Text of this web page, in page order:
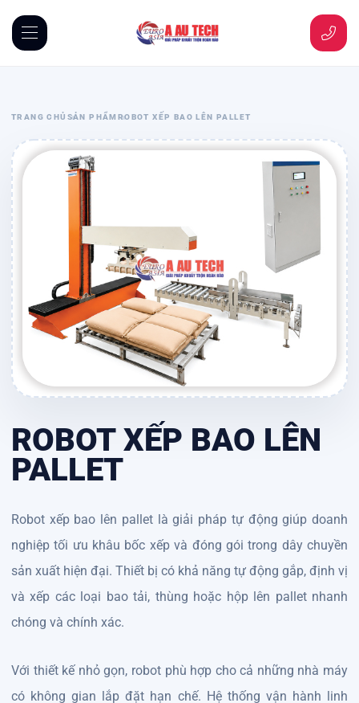
TRANG CHỦ SẢN PHẨM ROBOT XẾP BAO LÊN PALLET
ROBOT XẾP BAO LÊN
PALLET
Robot xếp bao lên pallet là giải pháp tự động giúp doanh
nghiệp tối ưu khâu bốc xếp và đóng gói trong dây chuyền
sản xuất hiện đại. Thiết bị có khả năng tự động gắp, định vị
và xếp các loại bao tải, thùng hoặc hộp lên pallet nhanh
chóng và chính xác.
Với thiết kế nhỏ gọn, robot phù hợp cho cả những nhà máy
có không gian lắp đặt hạn chế. Hệ thống vận hành linh